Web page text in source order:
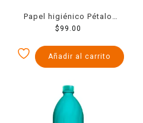
Papel higiénico Pétalo
Rendimax 12 rollos de 320
$ 99.00
Añadir al carrito